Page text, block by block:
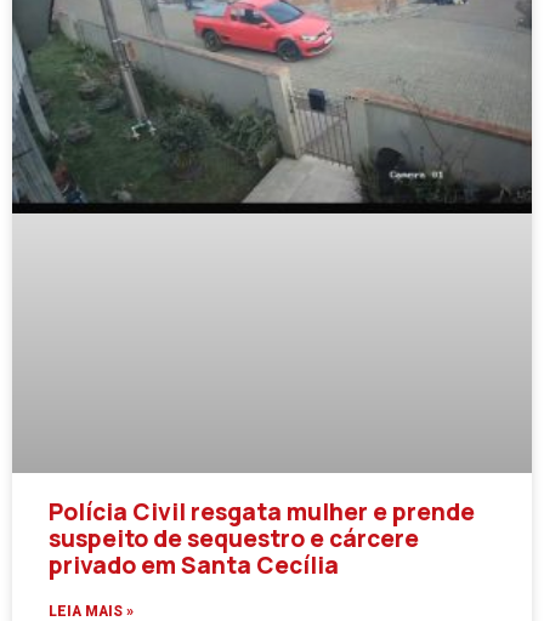
Polícia Civil resgata mulher e prende
suspeito de sequestro e cárcere
privado em Santa Cecília
LEIA MAIS »